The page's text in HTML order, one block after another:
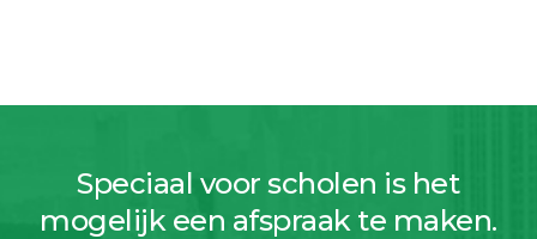
Speciaal voor scholen is het
mogelijk een afspraak te maken.